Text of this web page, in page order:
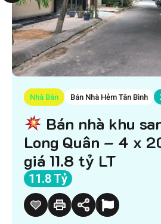
Nhà Bán Bán Nhà Hẻm Tân Bình
Bán nhà khu
Long Quân – 4 x
giá 11.8 tỷ LT
11.8 Tỷ